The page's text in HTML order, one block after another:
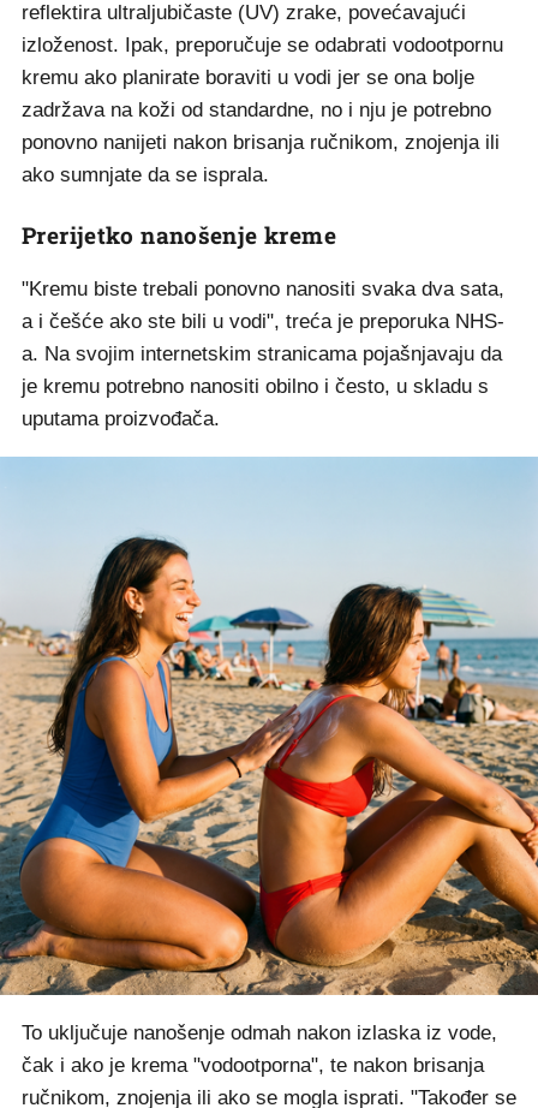
reflektira ultraljubičaste (UV) zrake, povećavajući
izloženost. Ipak, preporučuje se odabrati vodootpornu
kremu ako planirate boraviti u vodi jer se ona bolje
zadržava na koži od standardne, no i nju je potrebno
ponovno nanijeti nakon brisanja ručnikom, znojenja ili
ako sumnjate da se isprala.
Prerijetko nanošenje kreme
"Kremu biste trebali ponovno nanositi svaka dva sata,
a i češće ako ste bili u vodi", treća je preporuka NHS-
a. Na svojim internetskim stranicama pojašnjavaju da
je kremu potrebno nanositi obilno i često, u skladu s
uputama proizvođača.
To uključuje nanošenje odmah nakon izlaska iz vode,
čak i ako je krema "vodootporna", te nakon brisanja
ručnikom, znojenja ili ako se mogla isprati. "Također se